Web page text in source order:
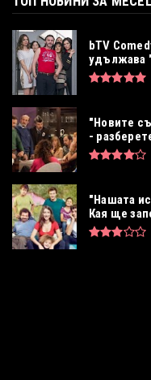
bTV
удължава
"Новите
-
"Нашата
Кая ще